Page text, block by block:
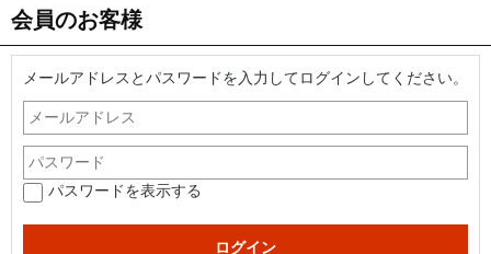
会員のお客様
メールアドレスとパスワードを入力してログインしてください。
パスワードを表示する